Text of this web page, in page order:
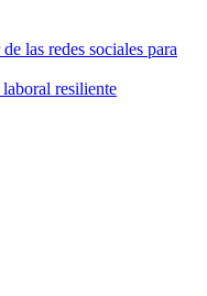
las redes sociales para
resiliente